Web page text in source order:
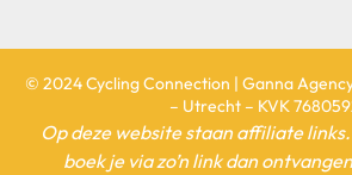
© 2024 Cycling Connection | Ganna
– Utrecht – KVK
Op deze website staan affiliate
boek je via zo’n link dan